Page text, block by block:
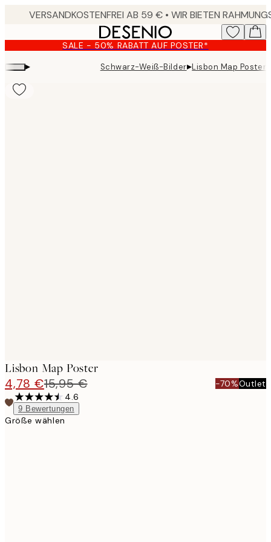
content.
SALE - 50% RABATT AUF POSTER*
▸ Schwarz-Weiß-Bilder▸Lisbon Map Poster
Lisbon Map Poster
4,78 €15,95 € -70%Outlet
4.6
9 Bewertungen
Größe wählen